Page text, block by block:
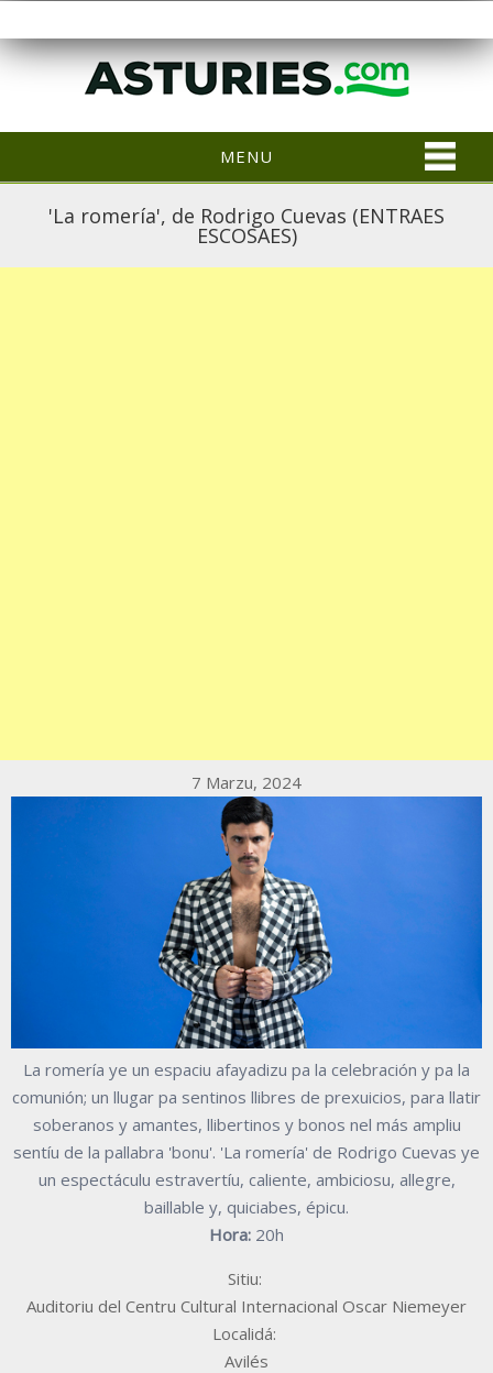
MENU
'La romería', de Rodrigo Cuevas (ENTRAES
ESCOSAES)
7 Marzu, 2024
La romería ye un espaciu afayadizu pa la celebración y pa la
comunión; un llugar pa sentinos llibres de prexuicios, para llatir
soberanos y amantes, llibertinos y bonos nel más ampliu
sentíu de la pallabra 'bonu'. 'La romería' de Rodrigo Cuevas ye
un espectáculu estravertíu, caliente, ambiciosu, allegre,
baillable y, quiciabes, épicu.
Hora: 20h
Sitiu:
Auditoriu del Centru Cultural Internacional Oscar Niemeyer
Localidá:
Avilés